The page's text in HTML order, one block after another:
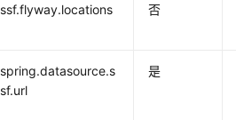
ssf.flyway.locations 否
spring.datasource.s
sf.url
是